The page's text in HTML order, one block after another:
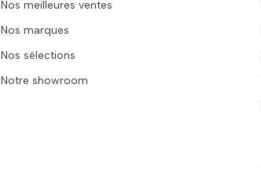
Nos meilleures ventes
Nos marques
Nos sélections
Notre showroom